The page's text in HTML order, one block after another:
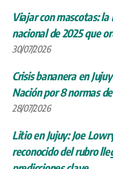
Viajar con mascotas:
nacional de 2025 que
30/07/2026
Crisis bananera en
Nación por 8 normas
28/07/2026
Litio en Jujuy: Joe
reconocido del rubro